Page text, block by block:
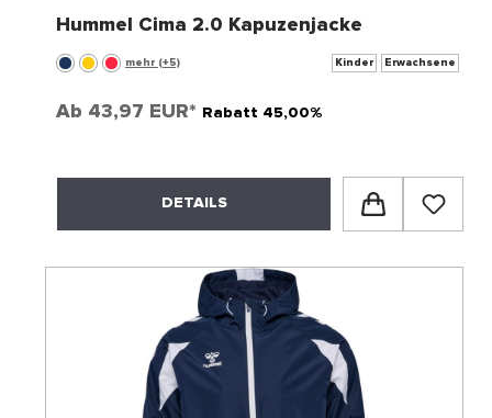
Hummel Cima 2.0 Kapuzenjacke
mehr (+5) Kinder Erwachsene
Ab 43,97 EUR* Rabatt 45,00%
DETAILS